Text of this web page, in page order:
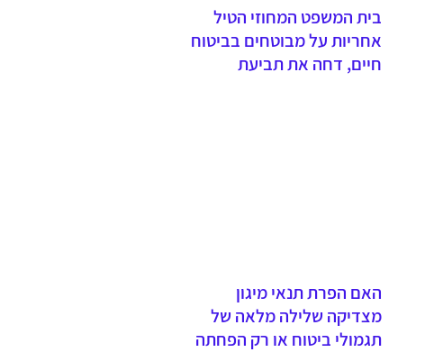
בית המשפט המחוזי הטיל
אחריות על מבוטחים בביטוח
חיים, דחה את תביעת
האם הפרת תנאי מיגון
מצדיקה שלילה מלאה של
תגמולי ביטוח או רק הפחתה